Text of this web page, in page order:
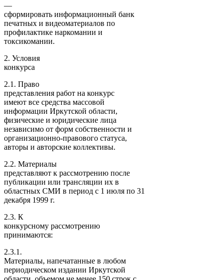
—
сформировать информационный банк
печатных и видеоматериалов по
профилактике наркомании и
токсикомании.
2. Условия
конкурса
2.1. Право
представления работ на конкурс
имеют все средства массовой
информации Иркутской области,
физические и юридические лица
независимо от форм собственности и
организационно-правового статуса,
авторы и авторские коллективы.
2.2. Материалы
представляют к рассмотрению после
публикации или трансляции их в
областных СМИ в период с 1 июля по 31
декабря 1999 г.
2.3. К
конкурсному рассмотрению
принимаются:
2.3.1.
Материалы, напечатанные в любом
периодическом издании Иркутской